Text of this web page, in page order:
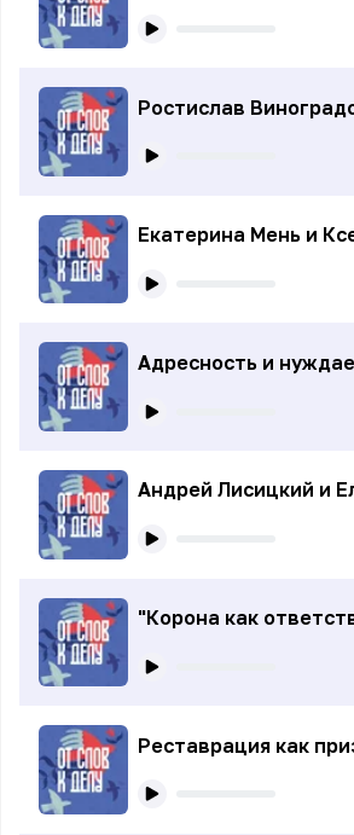
Ростислав
Екатерина Мень и
Адресность и
Андрей Лисицкий и
"Корона как
Реставрация как